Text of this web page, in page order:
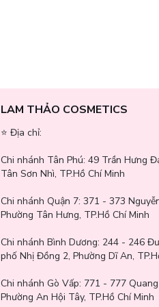
LAM THẢO COSMETICS
⭐️ Địa chỉ:
Chi nhánh Tân Phú: 49 Trần Hưng
Tân Sơn Nhì, TP.Hồ Chí Minh
Chi nhánh Quận 7: 371 - 373
Phường Tân Hưng, TP.Hồ Chí Minh
Chi nhánh Bình Dương: 244 - 246
phố Nhị Đồng 2, Phường Dĩ An,
Chi nhánh Gò Vấp: 771 - 777
Phường An Hội Tây, TP.Hồ Chí Minh